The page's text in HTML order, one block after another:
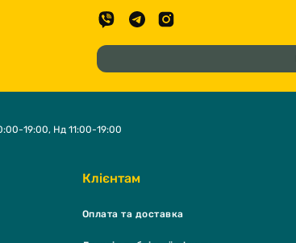
Клієнтам
Оплата та доставка
19:00, Нд 11:00-19:00